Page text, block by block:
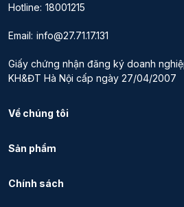
Hotline: 18001215
Email: info@27.71.17.131
Giấy chứng nhận đăng ký doanh
KH&ĐT Hà Nội cấp ngày 27/04/2007
Về chúng tôi
Sản phẩm
Chính sách